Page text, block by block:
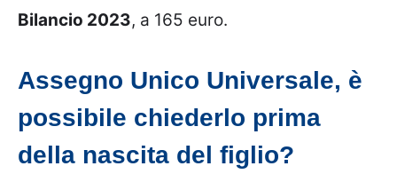
Bilancio 2023, a 165 euro.
Assegno Unico Universale, è
possibile chiederlo prima
della nascita del figlio?